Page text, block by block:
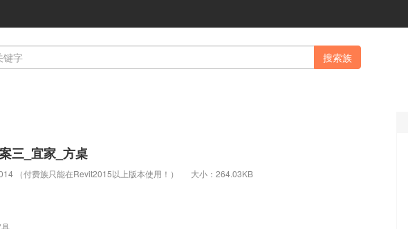
搜索族
三_宜家_方桌
（付费族只能在Revit2015以上版本使用！） 大小：264.03KB